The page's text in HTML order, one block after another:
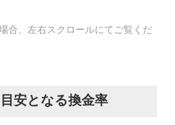
合、左右スクロールにてご覧くだ
安となる換金率